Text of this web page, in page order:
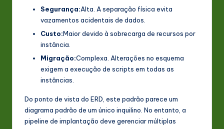
Segurança:Alta. A separação física evita
vazamentos acidentais de dados.
Custo:Maior devido à sobrecarga de recursos por
instância.
Migração:Complexa. Alterações no esquema
exigem a execução de scripts em todas as
instâncias.
Do ponto de vista do ERD, este padrão parece um
diagrama padrão de um único inquilino. No entanto, a
pipeline de implantação deve gerenciar múltiplas